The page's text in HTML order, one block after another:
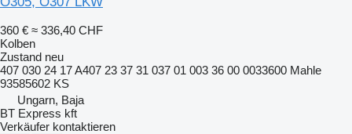
360 € ≈ 336,40 CHF
Kolben
Zustand neu
407 030 24 17 A407 23 37 31 037 01 003 36 00 0033600 Mahle
93585602 KS
Ungarn, Baja
BT Express kft
Verkäufer kontaktieren